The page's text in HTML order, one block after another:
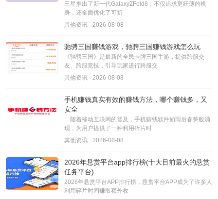
三星推出了新一代GalaxyZFold8，不仅追求更纤薄的机
身，还全面优化了可折
其他资讯
2026-08-08
驰骋三国赚钱游戏，驰骋三国赚钱游戏怎么玩
《驰骋三国》是最新的全民卡牌三国手游，提供跨服交
友、跨服竞技，引导玩家进行跨服交
其他资讯
2026-08-08
手机赚钱真实有效的赚钱方法，哪个赚钱多，又
安全
随着移动互联网的普及，手机赚钱软件如雨后春笋般涌
现，为用户提供了一种利用碎片时
其他资讯
2026-08-08
2026年悬赏平台app排行榜(十大目前最火的悬赏
任务平台)
2026年悬赏平台APP排行榜，悬赏平台APP成为了许多人
利用碎片时间赚取额外收